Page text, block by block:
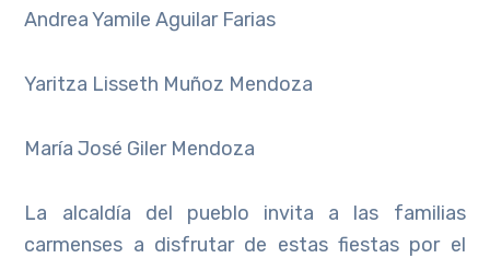
Andrea Yamile Aguilar Farias
Yaritza Lisseth Muñoz Mendoza
María José Giler Mendoza
La alcaldía del pueblo invita a las familias
carmenses a disfrutar de estas fiestas por el